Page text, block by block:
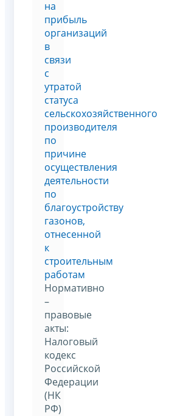
на
прибыль
организаций
в
связи
с
утратой
статуса
сельскохозяйственного
производителя
по
причине
осуществления
деятельности
по
благоустройству
газонов,
отнесенной
к
строительным
работам
Нормативно
–
правовые
акты:
Налоговый
кодекс
Российской
Федерации
(НК
РФ)